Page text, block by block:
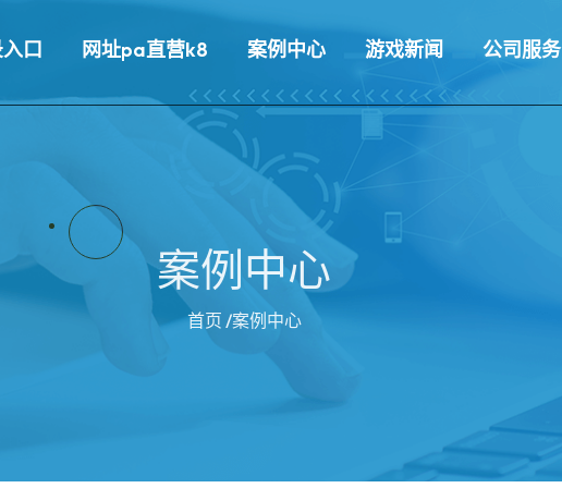
口 网址pa直营k8 案例中心 游戏新闻 公司服务
案例中心
首页 /案例中心